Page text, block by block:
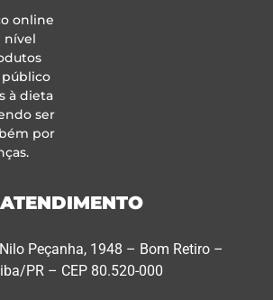
online
nível
à dieta
ser
por
ATENDIMENTO
Peçanha, 1948 – Bom Retiro –
PR – CEP 80.520-000